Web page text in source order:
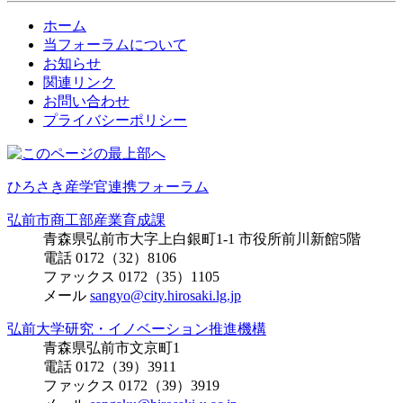
ホーム
当フォーラムについて
お知らせ
関連リンク
お問い合わせ
プライバシーポリシー
ひろさき産学官連携フォーラム
弘前市商工部産業育成課
青森県弘前市大字上白銀町1-1 市役所前川新館5階
電話 0172（32）8106
ファックス 0172（35）1105
メール sangyo@city.hirosaki.lg.jp
弘前大学研究・イノベーション推進機構
青森県弘前市文京町1
電話 0172（39）3911
ファックス 0172（39）3919